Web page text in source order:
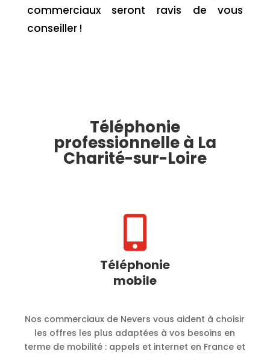
commerciaux seront ravis de vous
conseiller !
Téléphonie
professionnelle à La
Charité-sur-Loire

Téléphonie
mobile
Nos commerciaux de Nevers vous aident à choisir
les offres les plus adaptées à vos besoins en
terme de mobilité : appels et internet en France et